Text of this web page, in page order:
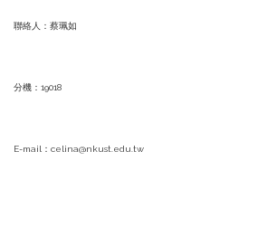
聯絡人：蔡珮如
分機：19018
E-mail：celina@nkust.edu.tw